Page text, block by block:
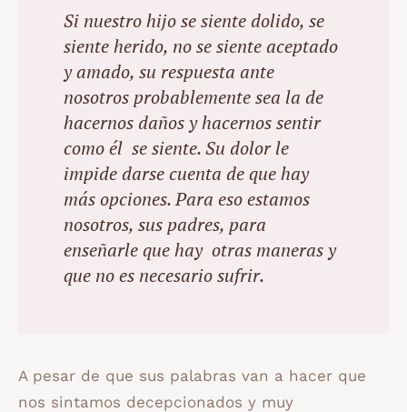
Si nuestro hijo se siente dolido, se
siente herido, no se siente aceptado
y amado, su respuesta ante
nosotros probablemente sea la de
hacernos daños y hacernos sentir
como él se siente. Su dolor le
impide darse cuenta de que hay
más opciones. Para eso estamos
nosotros, sus padres, para
enseñarle que hay otras maneras y
que no es necesario sufrir.
A pesar de que sus palabras van a hacer que
nos sintamos decepcionados y muy